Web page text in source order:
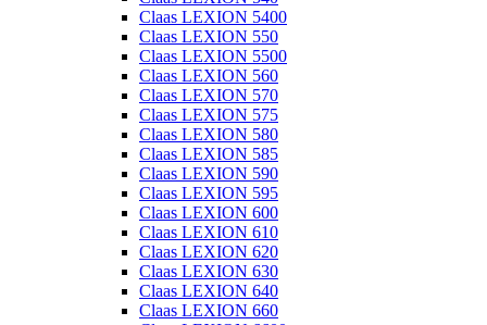
Claas LEXION 5400
Claas LEXION 550
Claas LEXION 5500
Claas LEXION 560
Claas LEXION 570
Claas LEXION 575
Claas LEXION 580
Claas LEXION 585
Claas LEXION 590
Claas LEXION 595
Claas LEXION 600
Claas LEXION 610
Claas LEXION 620
Claas LEXION 630
Claas LEXION 640
Claas LEXION 660